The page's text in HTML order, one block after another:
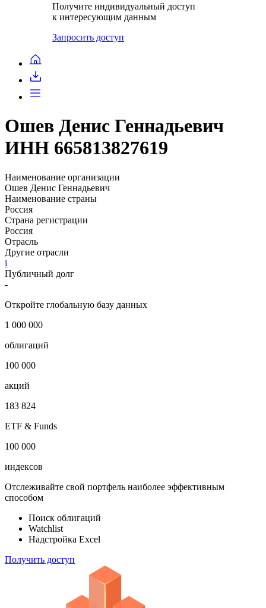
Получите индивидуальный доступ
к интересующим данным
Запросить доступ
Ошев Денис Геннадьевич
ИНН 665813827619
Наименование организации
Ошев Денис Геннадьевич
Наименование страны
Россия
Страна регистрации
Россия
Отрасль
Другие отрасли
i
Публичный долг
-
Откройте глобальную базу данных
1 000 000
облигаций
100 000
акций
183 824
ETF & Funds
100 000
индексов
Отслеживайте свой портфель наиболее эффективным
способом
Поиск облигаций
Watchlist
Надстройка Excel
Получить доступ